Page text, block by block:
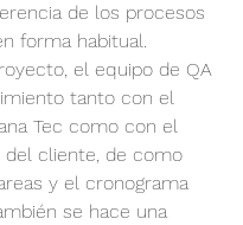
de los procesos
forma habitual.
tanto con el
Tec como con el
del cliente, de como
y el cronograma
se hace una